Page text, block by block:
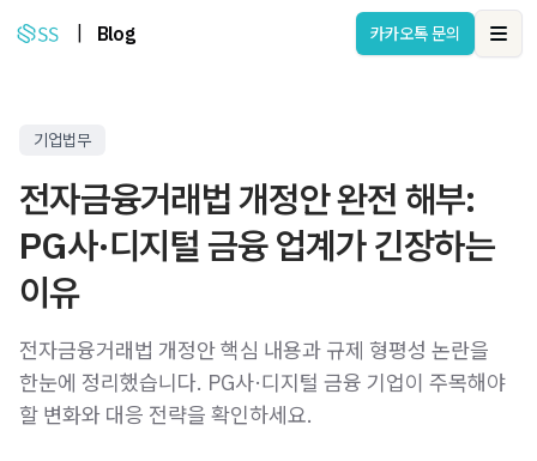
Blog 카카오톡 문의
기업법무
전자금융거래법 개정안 완전 해부:
PG사·디지털 금융 업계가 긴장하는
이유
전자금융거래법 개정안 핵심 내용과 규제 형평성 논란을
한눈에 정리했습니다. PG사·디지털 금융 기업이 주목해야
할 변화와 대응 전략을 확인하세요.